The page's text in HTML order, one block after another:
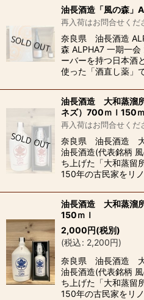
油長酒造「風の森
再入荷はお問合せくだ
奈良県 油長酒造
森 ALPHA7 一期一
ーバーを持つ日本酒
使った「酒直し薬」
油長酒造 大和蒸溜
ネズ）700ｍｌ150ｍ
再入荷はお問合せくだ
奈良県 油長酒造
油長酒造(代表銘柄
ち上げた「大和蒸留
150年の古民家をリ
油長酒造 大和蒸溜
150ｍｌ
2,000円(税別)
(税込: 2,200円)
奈良県 油長酒造
油長酒造(代表銘柄
ち上げた「大和蒸留
150年の古民家をリ